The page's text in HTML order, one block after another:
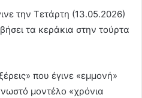
την Τετάρτη (13.05.2026)
τα κεράκια στην τούρτα
που έγινε «εμμονή»
μοντέλο «χρόνια